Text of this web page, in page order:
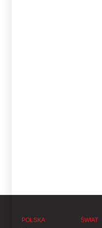
POLSKA
ŚWIAT